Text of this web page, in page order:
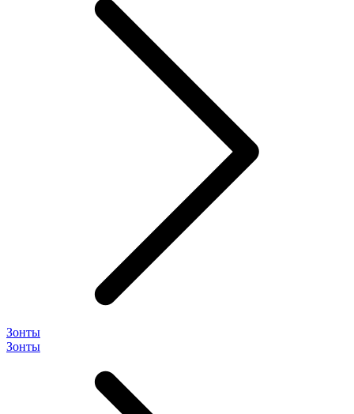
Зонты
Зонты